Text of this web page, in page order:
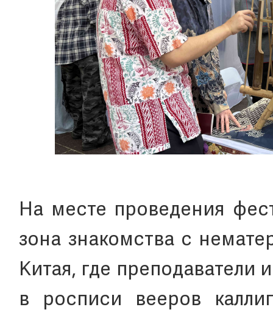
На месте проведения
зона знакомства с
Китая, где преподаватели
в росписи вееров